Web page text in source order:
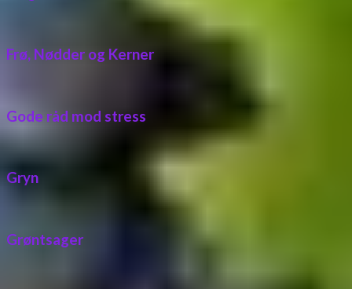
Frø, Nødder og Kerner
Gode råd mod stress
Gryn
Grøntsager